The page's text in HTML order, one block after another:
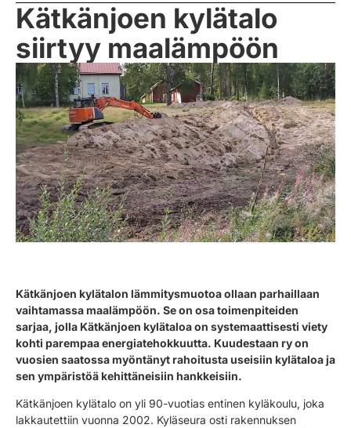
Kätkänjoen kylätalo
siirtyy maalämpöön
Kätkänjoen kylätalon lämmitysmuotoa ollaan parhaillaan
vaihtamassa maalämpöön. Se on osa toimenpiteiden
sarjaa, jolla Kätkänjoen kylätaloa on systemaattisesti viety
kohti parempaa energiatehokkuutta. Kuudestaan ry on
vuosien saatossa myöntänyt rahoitusta useisiin kylätaloa ja
sen ympäristöä kehittäneisiin hankkeisiin.
Kätkänjoen kylätalo on yli 90-vuotias entinen kyläkoulu, joka
lakkautettiin vuonna 2002. Kyläseura osti rakennuksen